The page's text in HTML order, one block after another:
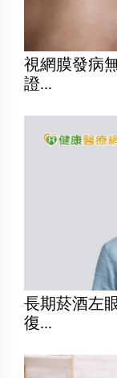
視網膜發病
證...
長期菸酒左
復...